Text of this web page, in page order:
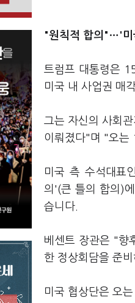
"원칙적 합의"…'미
트럼프 대통령은
미국 내 사업권 매
그는 자신의 사회
이뤄졌다"며 "오는
미국 측 수석대표
의'(큰 틀의 합의)
습니다.
베센트 장관은 "향
한 정상회담을 준
미국 협상단은 오